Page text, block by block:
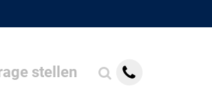
stellen